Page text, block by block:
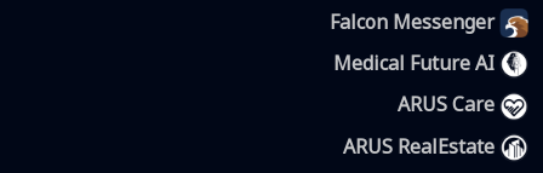
Falcon Messenger
Medical Future AI
ARUS Care
ARUS RealEstate